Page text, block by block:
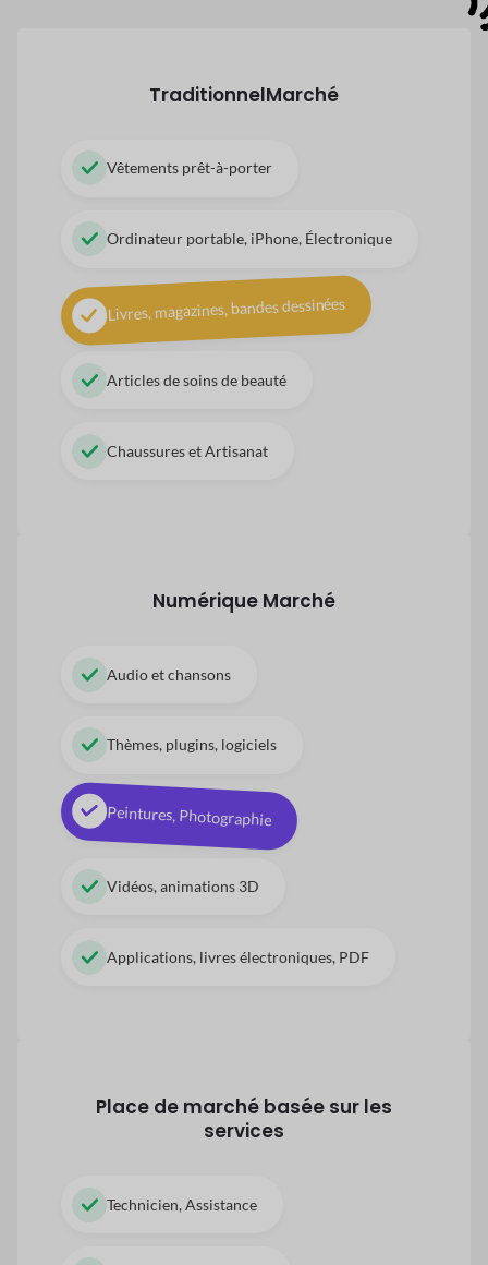
TraditionnelMarché
Vêtements prêt-à-porter
Ordinateur portable, iPhone, Électronique
Livres, magazines, bandes dessinées
Articles de soins de beauté
Chaussures et Artisanat
Numérique Marché
Audio et chansons
Thèmes, plugins, logiciels
Peintures, Photographie
Vidéos, animations 3D
Applications, livres électroniques, PDF
Place de marché basée sur les
services
Technicien, Assistance